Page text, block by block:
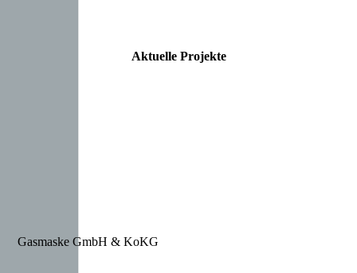
Aktuelle Projekte
Gasmaske GmbH & KoKG